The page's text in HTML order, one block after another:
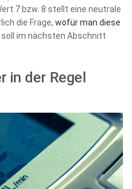
7 bzw. 8 stellt eine neutrale
die Frage, wofür man diese
soll im nächsten Abschnitt
in der Regel